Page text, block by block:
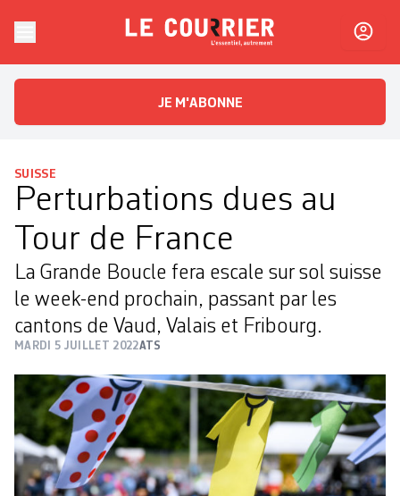
Le CourrierL'essentiel, autrement
JE M'ABONNE
SUISSE
Perturbations dues au
Tour de France
La Grande Boucle fera escale sur sol suisse
le week-end prochain, passant par les
cantons de Vaud, Valais et Fribourg.
MARDI 5 JUILLET 2022ATS